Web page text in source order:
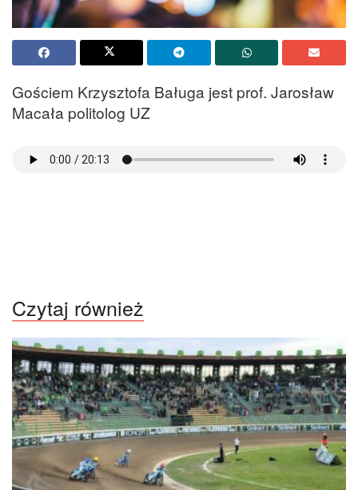
Gościem Krzysztofa Baługa jest prof. Jarosław
Macała politolog UZ
Czytaj również